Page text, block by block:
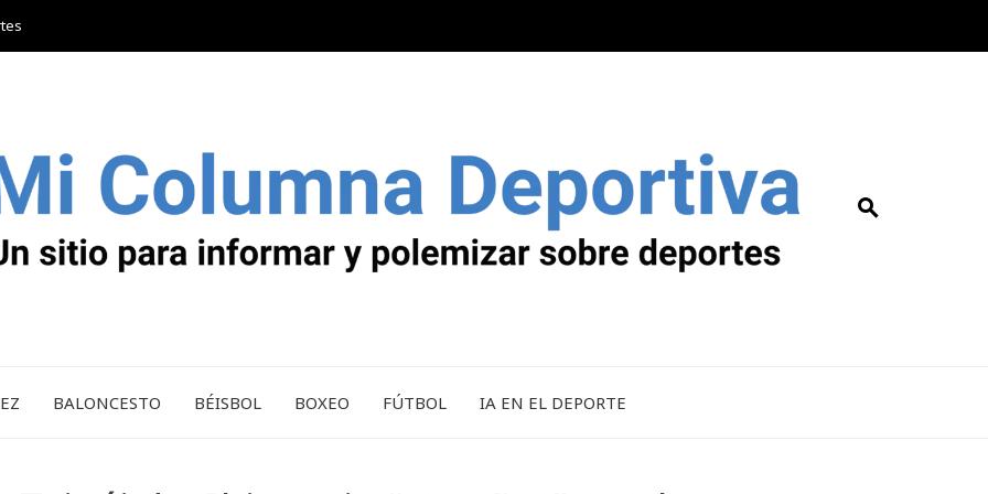
BALONCESTO BÉISBOL BOXEO FÚTBOL IA EN EL DEPORTE